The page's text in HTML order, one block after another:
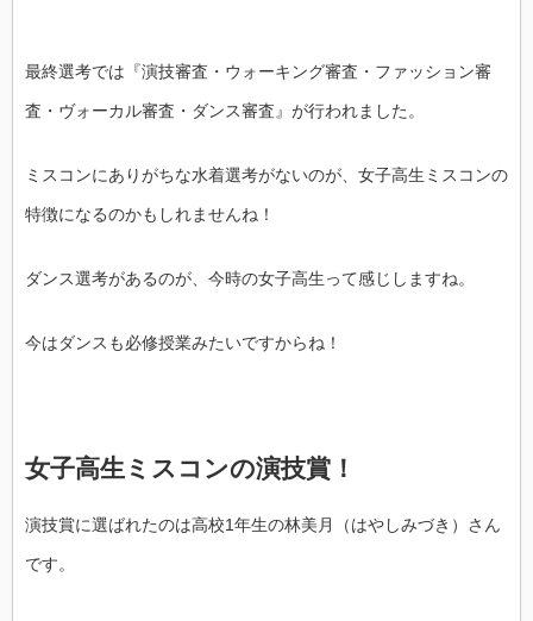
最終選考では『演技審査・ウォーキング審査・ファッション審
査・ヴォーカル審査・ダンス審査』が行われました。
ミスコンにありがちな水着選考がないのが、女子高生ミスコンの
特徴になるのかもしれませんね！
ダンス選考があるのが、今時の女子高生って感じしますね。
今はダンスも必修授業みたいですからね！
女子高生ミスコンの演技賞！
演技賞に選ばれたのは高校1年生の林美月（はやしみづき）さん
です。